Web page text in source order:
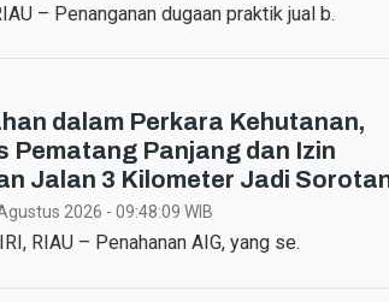
– Penanganan dugaan praktik jual b.
dalam Perkara Kehutanan,
Pematang Panjang dan Izin
Jalan 3 Kilometer Jadi
2026 - 09:48:09WIB
RIAU – Penahanan AIG, yang se.